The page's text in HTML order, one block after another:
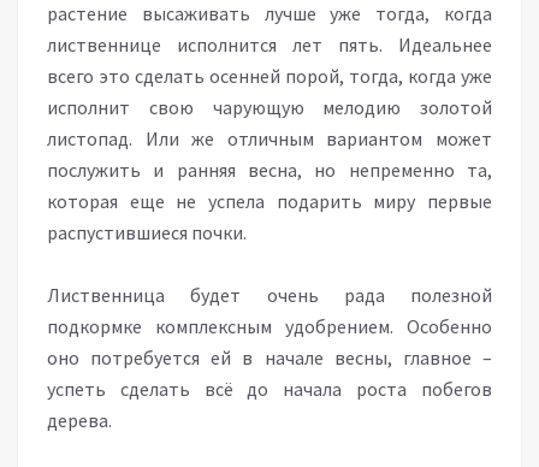
растение высаживать лучше уже тогда, когда
лиственнице исполнится лет пять. Идеальнее
всего это сделать осенней порой, тогда, когда уже
исполнит свою чарующую мелодию золотой
листопад. Или же отличным вариантом может
послужить и ранняя весна, но непременно та,
которая еще не успела подарить миру первые
распустившиеся почки.
Лиственница будет очень рада полезной
подкормке комплексным удобрением. Особенно
оно потребуется ей в начале весны, главное –
успеть сделать всё до начала роста побегов
дерева.